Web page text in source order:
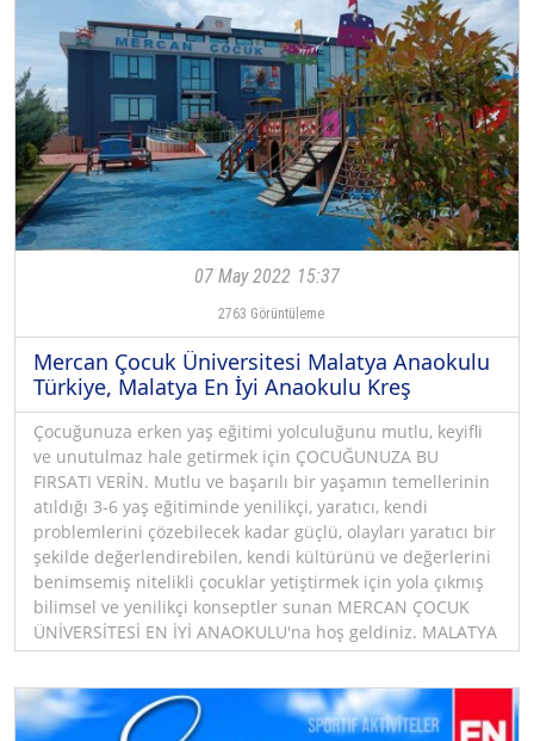
07 May 2022 15:37
2763 Görüntüleme
Mercan Çocuk Üniversitesi Malatya Anaokulu
Türkiye, Malatya En İyi Anaokulu Kreş
Çocuğunuza erken yaş eğitimi yolculuğunu mutlu, keyifli
ve unutulmaz hale getirmek için ÇOCUĞUNUZA BU
FIRSATI VERİN. Mutlu ve başarılı bir yaşamın temellerinin
atıldığı 3-6 yaş eğitiminde yenilikçi, yaratıcı, kendi
problemlerini çözebilecek kadar güçlü, olayları yaratıcı bir
şekilde değerlendirebilen, kendi kültürünü ve değerlerini
benimsemiş nitelikli çocuklar yetiştirmek için yola çıkmış
bilimsel ve yenilikçi konseptler sunan MERCAN ÇOCUK
ÜNİVERSİTESİ EN İYİ ANAOKULU'na hoş geldiniz. MALATYA